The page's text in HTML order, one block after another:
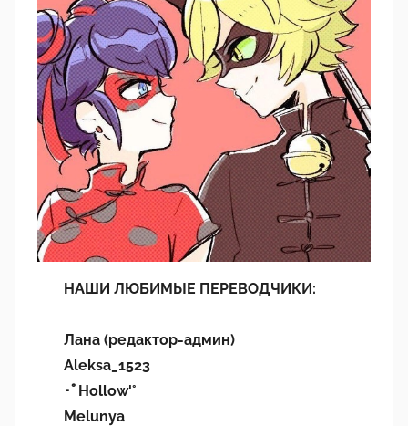
НАШИ ЛЮБИМЫЕ ПЕРЕВОДЧИКИ:
Лана (редактор-админ)
Aleksa_1523
･ﾟHollow'°
Melunya